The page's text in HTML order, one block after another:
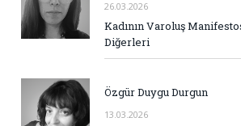
26.03.2026
Kadının Varoluş
Diğerleri
Özgür Duygu Durgun
13.03.2026